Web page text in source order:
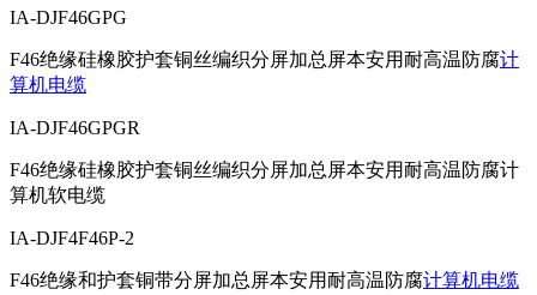
IA-DJF46GPG
F46绝缘硅橡胶护套铜丝编织分屏加总屏本安用耐高温防腐计
算机电缆
IA-DJF46GPGR
F46绝缘硅橡胶护套铜丝编织分屏加总屏本安用耐高温防腐计
算机软电缆
IA-DJF4F46P-2
F46绝缘和护套铜带分屏加总屏本安用耐高温防腐计算机电缆